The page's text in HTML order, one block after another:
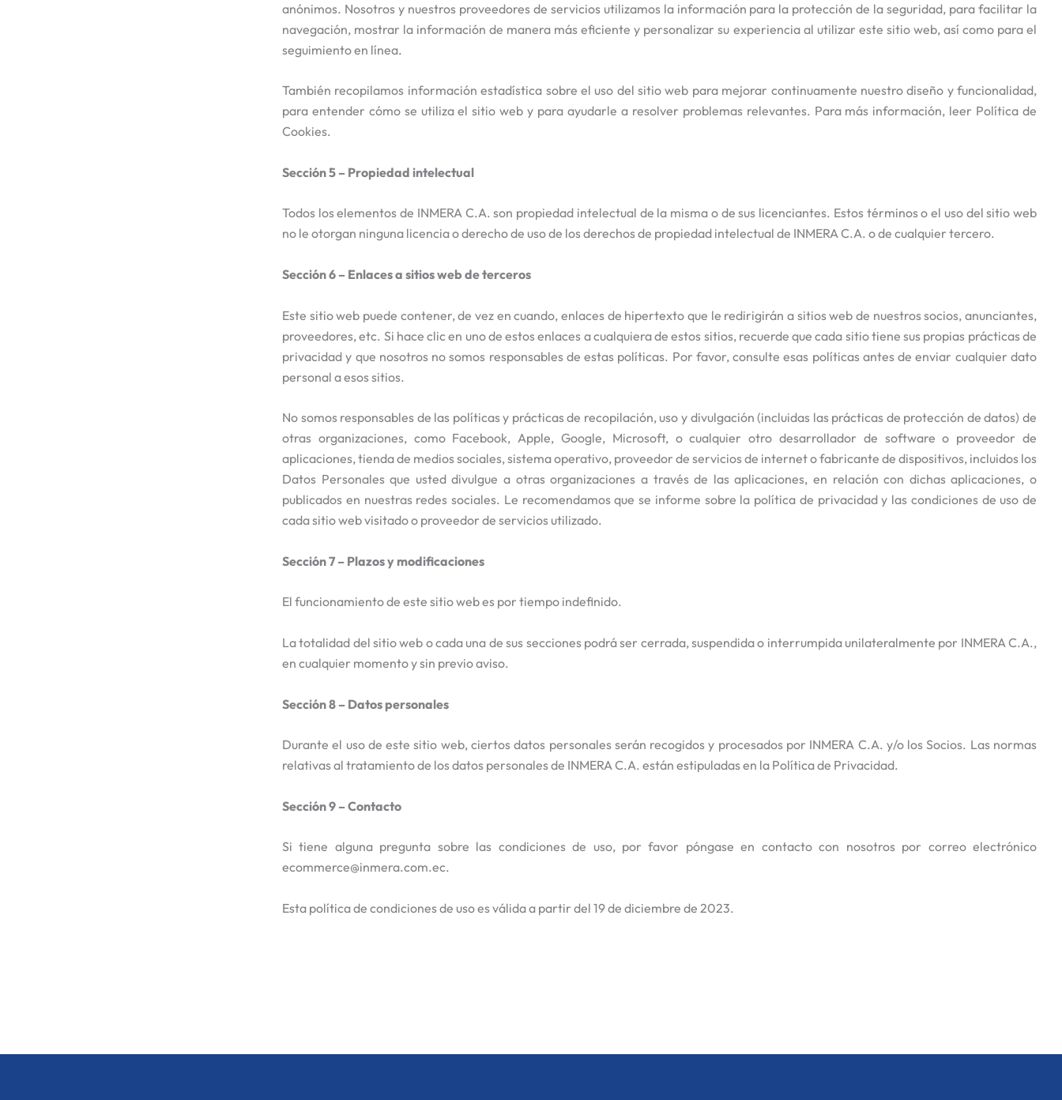
anónimos. Nosotros y nuestros proveedores de servicios utilizamos la información para la protección de la seguridad, para facilitar la
navegación, mostrar la información de manera más eficiente y personalizar su experiencia al utilizar este sitio web, así como para el
seguimiento en línea.
También recopilamos información estadística sobre el uso del sitio web para mejorar continuamente nuestro diseño y funcionalidad,
para entender cómo se utiliza el sitio web y para ayudarle a resolver problemas relevantes. Para más información, leer Política de
Cookies.
Sección 5 – Propiedad intelectual
Todos los elementos de INMERA C.A. son propiedad intelectual de la misma o de sus licenciantes. Estos términos o el uso del sitio web
no le otorgan ninguna licencia o derecho de uso de los derechos de propiedad intelectual de INMERA C.A. o de cualquier tercero.
Sección 6 – Enlaces a sitios web de terceros
Este sitio web puede contener, de vez en cuando, enlaces de hipertexto que le redirigirán a sitios web de nuestros socios, anunciantes,
proveedores, etc. Si hace clic en uno de estos enlaces a cualquiera de estos sitios, recuerde que cada sitio tiene sus propias prácticas de
privacidad y que nosotros no somos responsables de estas políticas. Por favor, consulte esas políticas antes de enviar cualquier dato
personal a esos sitios.
No somos responsables de las políticas y prácticas de recopilación, uso y divulgación (incluidas las prácticas de protección de datos) de
otras organizaciones, como Facebook, Apple, Google, Microsoft, o cualquier otro desarrollador de software o proveedor de
aplicaciones, tienda de medios sociales, sistema operativo, proveedor de servicios de internet o fabricante de dispositivos, incluidos los
Datos Personales que usted divulgue a otras organizaciones a través de las aplicaciones, en relación con dichas aplicaciones, o
publicados en nuestras redes sociales. Le recomendamos que se informe sobre la política de privacidad y las condiciones de uso de
cada sitio web visitado o proveedor de servicios utilizado.
Sección 7 – Plazos y modificaciones
El funcionamiento de este sitio web es por tiempo indefinido.
La totalidad del sitio web o cada una de sus secciones podrá ser cerrada, suspendida o interrumpida unilateralmente por INMERA C.A.,
en cualquier momento y sin previo aviso.
Sección 8 – Datos personales
Durante el uso de este sitio web, ciertos datos personales serán recogidos y procesados por INMERA C.A. y/o los Socios. Las normas
relativas al tratamiento de los datos personales de INMERA C.A. están estipuladas en la Política de Privacidad.
Sección 9 – Contacto
Si tiene alguna pregunta sobre las condiciones de uso, por favor póngase en contacto con nosotros por correo electrónico
ecommerce@inmera.com.ec.
Esta política de condiciones de uso es válida a partir del 19 de diciembre de 2023.